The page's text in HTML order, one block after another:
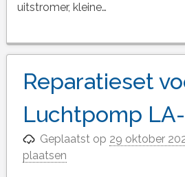
uitstromer, kleine…
Reparatieset
Luchtpomp
Geplaatst op 29 oktober
plaatsen